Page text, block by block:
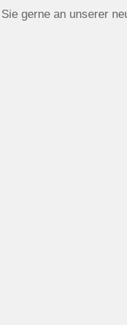
gerne an unserer